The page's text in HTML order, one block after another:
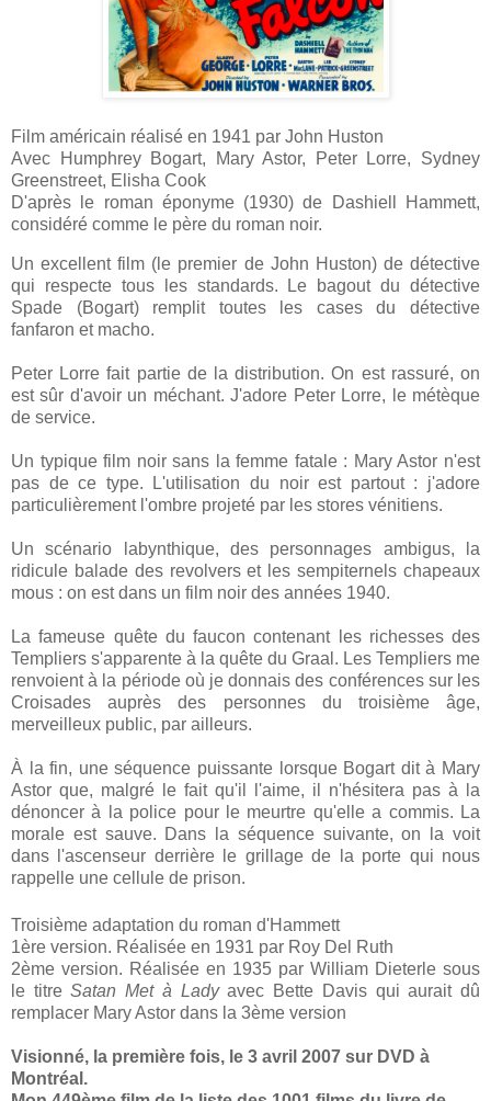
Film américain réalisé en 1941 par John Huston
Avec Humphrey Bogart, Mary Astor, Peter Lorre, Sydney
Greenstreet, Elisha Cook
D'après le roman éponyme (1930) de Dashiell Hammett,
considéré comme le père du roman noir.
Un excellent film (le premier de John Huston) de détective
qui respecte tous les standards. Le bagout du détective
Spade (Bogart) remplit toutes les cases du détective
fanfaron et macho.
Peter Lorre fait partie de la distribution. On est rassuré, on
est sûr d'avoir un méchant. J'adore Peter Lorre, le métèque
de service.
Un typique film noir sans la femme fatale : Mary Astor n'est
pas de ce type.
L'utilisation du noir est partout : j'adore
particulièrement l'ombre projeté par les stores vénitiens.
Un scénario labynthique, des personnages ambigus, la
ridicule balade des revolvers et les sempiternels chapeaux
mous : on est dans un film noir des années 1940.
La fameuse quête du faucon contenant les richesses des
Templiers s'apparente à la quête du Graal. Les Templiers me
renvoient à la période où je donnais des conférences sur les
Croisades auprès des personnes du troisième âge,
merveilleux public, par ailleurs.
À la fin, une séquence puissante lorsque Bogart dit à Mary
Astor que, malgré le fait qu'il l'aime, il n'hésitera pas à la
dénoncer à la police pour le meurtre qu'elle a commis. La
morale est sauve. Dans la séquence suivante, on la voit
dans l'ascenseur derrière le grillage de la porte qui nous
rappelle une cellule de prison.
Troisième adaptation du roman d'Hammett
1ère version. Réalisée en 1931 par Roy Del Ruth
2ème version. Réalisée en 1935 par William Dieterle sous
le titreSatan Met à Ladyavec Bette Davis qui aurait dû
remplacer Mary Astor dans la 3ème version
Visionné, la première fois, le 3 avril 2007 sur DVD à
Montréal.